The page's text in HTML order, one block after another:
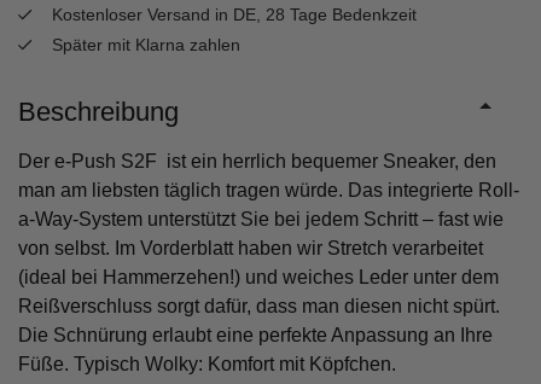
Kostenloser Versand in DE, 28 Tage Bedenkzeit
Später mit Klarna zahlen
Beschreibung
Der e-Push S2F ist ein herrlich bequemer Sneaker, den
man am liebsten täglich tragen würde. Das integrierte Roll-
a-Way-System unterstützt Sie bei jedem Schritt – fast wie
von selbst. Im Vorderblatt haben wir Stretch verarbeitet
(ideal bei Hammerzehen!) und weiches Leder unter dem
Reißverschluss sorgt dafür, dass man diesen nicht spürt.
Die Schnürung erlaubt eine perfekte Anpassung an Ihre
Füße. Typisch Wolky: Komfort mit Köpfchen.